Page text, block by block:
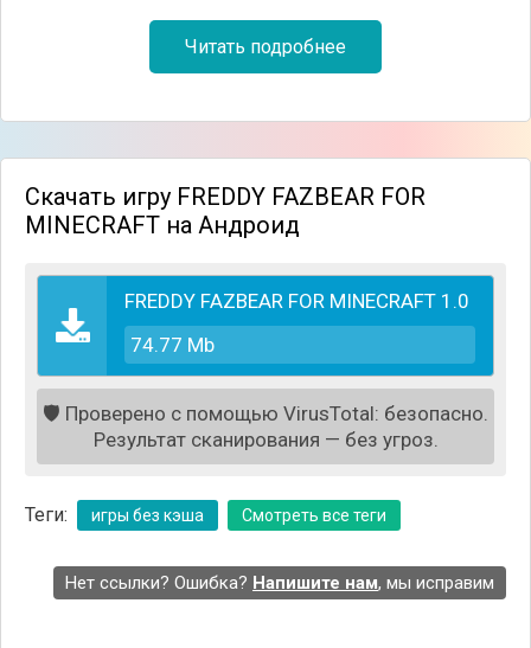
конечно же, использовать оружие, чтобы нападать
Читать подробнее
Скачать игру FREDDY FAZBEAR FOR
MINECRAFT на Андроид
FREDDY FAZBEAR FOR MINECRAFT 1.0
74.77 Mb
🛡️ Проверено с помощью VirusTotal: безопасно.
Результат сканирования — без угроз.
Теги: игры без кэша Смотреть все теги
Нет ссылки? Ошибка? Напишите нам, мы исправим